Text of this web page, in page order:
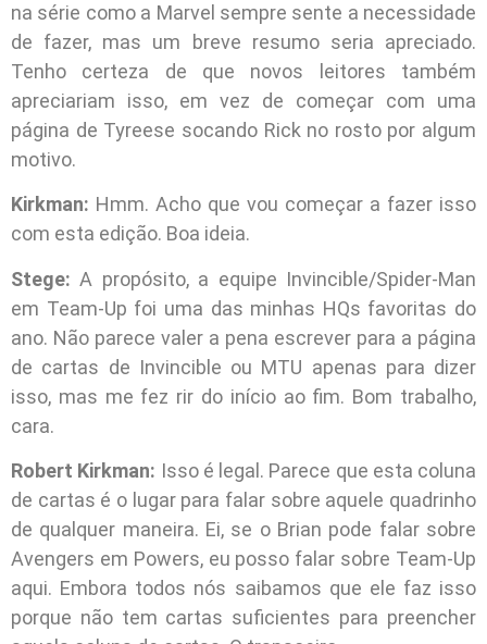
na série como a Marvel sempre sente a necessidade
de fazer, mas um breve resumo seria apreciado.
Tenho certeza de que novos leitores também
apreciariam isso, em vez de começar com uma
página de Tyreese socando Rick no rosto por algum
motivo.
Kirkman: Hmm. Acho que vou começar a fazer isso
com esta edição. Boa ideia.
Stege: A propósito, a equipe Invincible/Spider-Man
em Team-Up foi uma das minhas HQs favoritas do
ano. Não parece valer a pena escrever para a página
de cartas de Invincible ou MTU apenas para dizer
isso, mas me fez rir do início ao fim. Bom trabalho,
cara.
Robert Kirkman: Isso é legal. Parece que esta coluna
de cartas é o lugar para falar sobre aquele quadrinho
de qualquer maneira. Ei, se o Brian pode falar sobre
Avengers em Powers, eu posso falar sobre Team-Up
aqui. Embora todos nós saibamos que ele faz isso
porque não tem cartas suficientes para preencher